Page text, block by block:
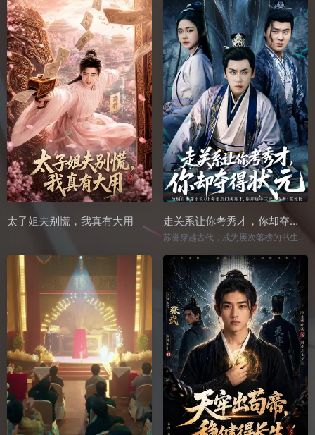
太子姐夫别慌，我真有大用 走关系让你考秀才，你却夺得状元
苏誉穿越古代，成为屡次落榜的书生，家有清秀娇妻却似不看好他的才学。他略施才华震动众人，却不知妻子实为淮南王长乐郡主，早已暗中为他铺好乡试之路。且看苏誉如何凭真才正名、搅动风云，最终赢得美人心。